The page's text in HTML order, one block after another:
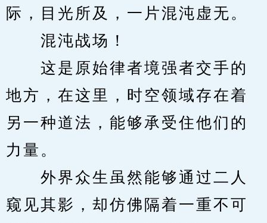
际，目光所及，一片混沌虚无。
混沌战场！
这是原始律者境强者交手的
地方，在这里，时空领域存在着
另一种道法，能够承受住他们的
力量。
外界众生虽然能够通过二人
窥见其影，却仿佛隔着一重不可